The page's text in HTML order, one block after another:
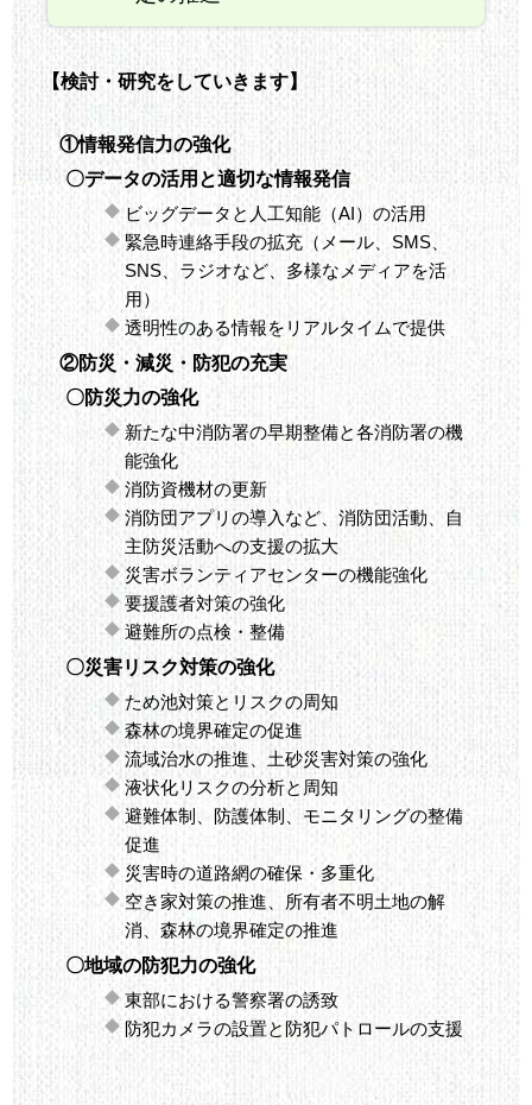
【検討・研究をしていきます】
①情報発信力の強化
〇データの活用と適切な情報発信
ビッグデータと人工知能（AI）の活用
緊急時連絡手段の拡充（メール、SMS、
SNS、ラジオなど、多様なメディアを活
用）
透明性のある情報をリアルタイムで提供
②防災・減災・防犯の充実
〇防災力の強化
新たな中消防署の早期整備と各消防署の機
能強化
消防資機材の更新
消防団アプリの導入など、消防団活動、自
主防災活動への支援の拡大
災害ボランティアセンターの機能強化
要援護者対策の強化
避難所の点検・整備
〇災害リスク対策の強化
ため池対策とリスクの周知
森林の境界確定の促進
流域治水の推進、土砂災害対策の強化
液状化リスクの分析と周知
避難体制、防護体制、モニタリングの整備
促進
災害時の道路網の確保・多重化
空き家対策の推進、所有者不明土地の解
消、森林の境界確定の推進
〇地域の防犯力の強化
東部における警察署の誘致
防犯カメラの設置と防犯パトロールの支援